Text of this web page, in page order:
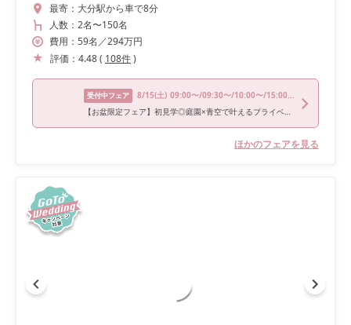
最寄： 大分駅から車で8分
人数： 2名〜150名
費用： 59名 ／294万円
評価： 4.48( 108件)
受付中フェア 8/15(土) 09:00〜/09:30〜/10:00〜/15:00〜/16:00〜
【お盆限定フェア】初見学◎庭園×青空で叶えるプライベート挙式
ほかのフェアを見る